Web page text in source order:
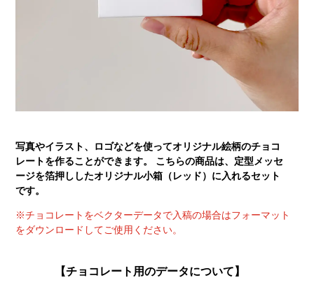
写真やイラスト、ロゴなどを使ってオリジナル絵柄のチョコ
レートを作ることができます。 こちらの商品は、定型メッセ
ージを箔押ししたオリジナル小箱（レッド）に入れるセット
です。
※チョコレートをベクターデータで入稿の場合はフォーマット
をダウンロードしてご使用ください。
【チョコレート用のデータについて】